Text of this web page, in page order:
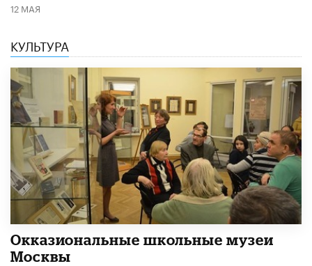
12 МАЯ
КУЛЬТУРА
​Окказиональные школьные музеи
Москвы